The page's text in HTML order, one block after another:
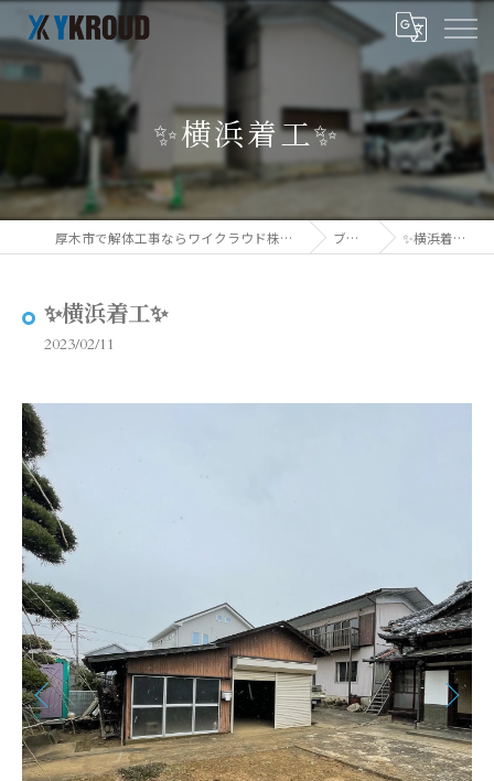
✨横浜着工✨
厚木市で解体工事ならワイクラウド株式会社 ブログ ✨横浜着工✨
✨横浜着工✨
2023/02/11